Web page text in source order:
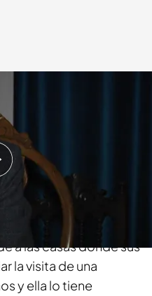
ayuda y experiencia de
de lo que nos
a las casas donde sus
la visita de una
y ella lo tiene